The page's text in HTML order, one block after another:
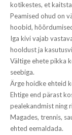
kotikestes, et
Peamised ohud on
hoobid,
Iga kivi vajab
hooldust ja
Vältige ehete pikka
seebiga.
Ärge hoidke ehteid
Ehtige end pärast
pealekandmist ning
Magades, trennis,
ehted eemaldada.